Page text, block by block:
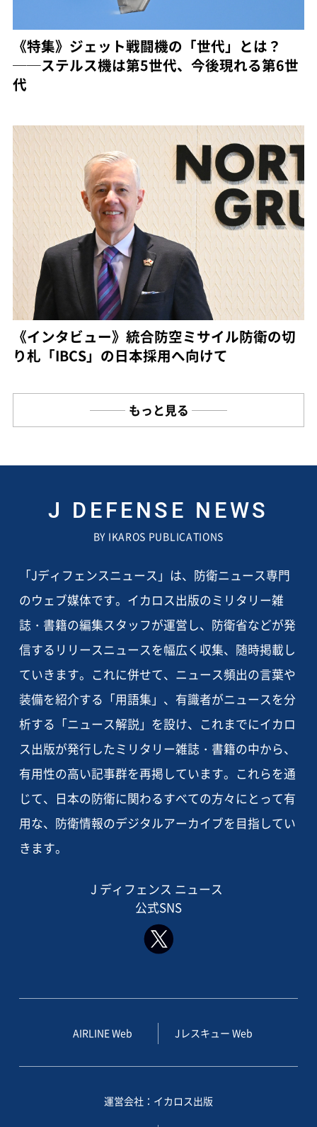
《特集》ジェット戦闘機の「世代」とは？
──ステルス機は第5世代、今後現れる第6世
代
《インタビュー》統合防空ミサイル防衛の切
り札「IBCS」の日本採用へ向けて
もっと見る
J DEFENSE NEWS
BY IKAROS PUBLICATIONS
「Jディフェンスニュース」は、防衛ニュース専門
のウェブ媒体です。イカロス出版のミリタリー雑
誌・書籍の編集スタッフが運営し、防衛省などが発
信するリリースニュースを幅広く収集、随時掲載し
ていきます。これに併せて、ニュース頻出の言葉や
装備を紹介する「用語集」、有識者がニュースを分
析する「ニュース解説」を設け、これまでにイカロ
ス出版が発行したミリタリー雑誌・書籍の中から、
有用性の高い記事群を再掲しています。これらを通
じて、日本の防衛に関わるすべての方々にとって有
用な、防衛情報のデジタルアーカイブを目指してい
きます。
J ディフェンス ニュース
公式SNS
AIRLINE Web Jレスキュー Web
運営会社：イカロス出版